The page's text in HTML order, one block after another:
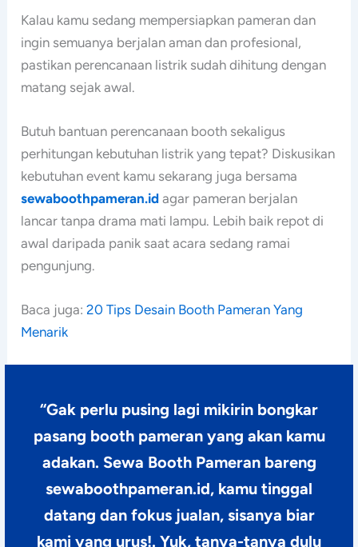
Kalau kamu sedang mempersiapkan pameran dan
ingin semuanya berjalan aman dan profesional,
pastikan perencanaan listrik sudah dihitung dengan
matang sejak awal.
Butuh bantuan perencanaan booth sekaligus
perhitungan kebutuhan listrik yang tepat? Diskusikan
kebutuhan event kamu sekarang juga bersama
sewaboothpameran.id agar pameran berjalan
lancar tanpa drama mati lampu. Lebih baik repot di
awal daripada panik saat acara sedang ramai
pengunjung.
Baca juga:20 Tips Desain Booth Pameran Yang
Menarik
“Gak perlu pusing lagi mikirin bongkar
pasang booth pameran yang akan kamu
adakan. Sewa Booth Pameranbareng
sewaboothpameran.id, kamu tinggal
datang dan fokus jualan, sisanya biar
kami yang urus!. Yuk, tanya-tanya dulu